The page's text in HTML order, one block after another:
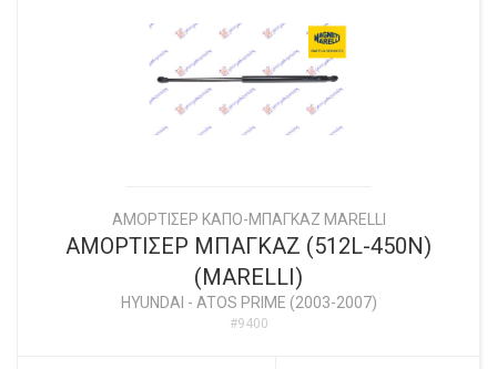
ΑΜΟΡΤΙΣΕΡ ΚΑΠΟ-ΜΠΑΓΚΑΖ MARELLI
ΑΜΟΡΤΙΣΕΡ ΜΠΑΓΚΑΖ (512L-450N)
(MARELLI)
HYUNDAI - ATOS PRIME (2003-2007)
#9400